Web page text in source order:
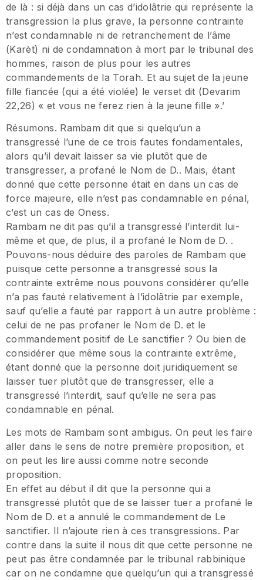
de là : si déjà dans un cas d’idolâtrie qui représente la
transgression la plus grave, la personne contrainte
n’est condamnable ni de retranchement de l’âme
(Karèt) ni de condamnation à mort par le tribunal des
hommes, raison de plus pour les autres
commandements de la Torah. Et au sujet de la jeune
fille fiancée (qui a été violée) le verset dit (Devarim
22,26) « et vous ne ferez rien à la jeune fille ».’
Résumons. Rambam dit que si quelqu’un a
transgressé l’une de ce trois fautes fondamentales,
alors qu’il devait laisser sa vie plutôt que de
transgresser, a profané le Nom de D.. Mais, étant
donné que cette personne était en dans un cas de
force majeure, elle n’est pas condamnable en pénal,
c’est un cas de Oness.
Rambam ne dit pas qu’il a transgressé l’interdit lui-
même et que, de plus, il a profané le Nom de D. .
Pouvons-nous déduire des paroles de Rambam que
puisque cette personne a transgressé sous la
contrainte extrême nous pouvons considérer qu’elle
n’a pas fauté relativement à l’idolâtrie par exemple,
sauf qu’elle a fauté par rapport à un autre problème :
celui de ne pas profaner le Nom de D. et le
commandement positif de Le sanctifier ? Ou bien de
considérer que même sous la contrainte extrême,
étant donné que la personne doit juridiquement se
laisser tuer plutôt que de transgresser, elle a
transgressé l’interdit, sauf qu’elle ne sera pas
condamnable en pénal.
Les mots de Rambam sont ambigus. On peut les faire
aller dans le sens de notre première proposition, et
on peut les lire aussi comme notre seconde
proposition.
En effet au début il dit que la personne qui a
transgressé plutôt que de se laisser tuer a profané le
Nom de D. et a annulé le commandement de Le
sanctifier. Il n’ajoute rien à ces transgressions. Par
contre dans la suite il nous dit que cette personne ne
peut pas être condamnée par le tribunal rabbinique
car on ne condamne que quelqu’un qui a transgressé